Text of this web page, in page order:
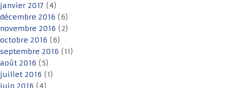
janvier 2017 (4)
décembre 2016 (6)
novembre 2016 (2)
octobre 2016 (6)
septembre 2016 (11)
août 2016 (5)
juillet 2016 (1)
juin 2016 (4)